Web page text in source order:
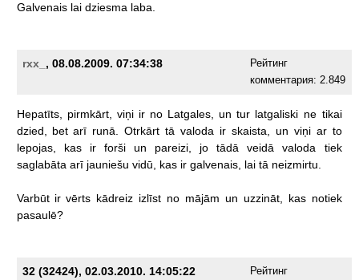
Galvenais lai dziesma laba.
rxx_ , 08.08.2009. 07:34:38
Рейтинг
комментария: 2.849
Hepatīts, pirmkārt, viņi ir no Latgales, un tur latgaliski ne tikai
dzied,
bet arī runā. Otrkārt tā valoda ir skaista, un viņi ar to
lepojas,
kas ir forši un pareizi, jo tādā veidā valoda
tiek
saglabāta arī jauniešu vidū, kas ir galvenais, lai tā neizmirtu.
Varbūt ir vērts kādreiz izlīst no mājām un uzzināt, kas notiek
pasaulē?
32 (32424), 02.03.2010. 14:05:22
Рейтинг